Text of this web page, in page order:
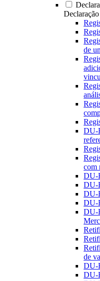
de
DU-
com
DU-
DU-
DU-
DU-
DU-
de
DU-
DU-